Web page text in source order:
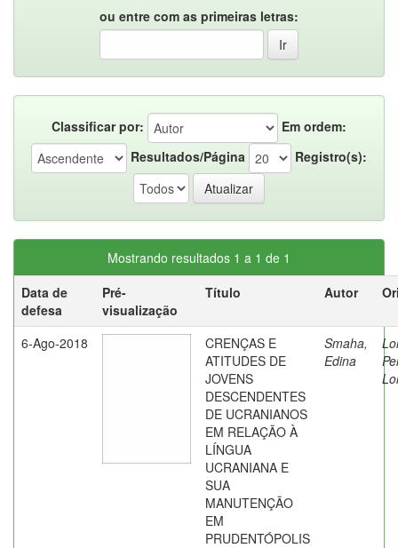
ou entre com as primeiras letras:
Classificar por:
Em ordem:
Resultados/Página
Registro(s):
Mostrando resultados 1 a 1 de 1
Data de
defesa
Pré-
visualização
Título Autor
6-Ago-2018
CRENÇAS E
ATITUDES DE
JOVENS
DESCENDENTES
DE UCRANIANOS
EM RELAÇÃO À
LÍNGUA
UCRANIANA E
SUA
MANUTENÇÃO
EM
PRUDENTÓPOLIS
Smaha,
Edina